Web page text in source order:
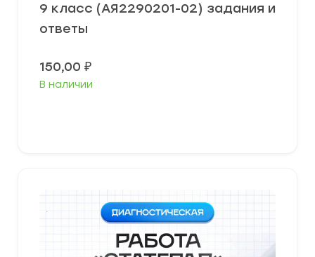
9 класс (АЯ2290201-02) задания и
ответы
150,00 ₽
В наличии